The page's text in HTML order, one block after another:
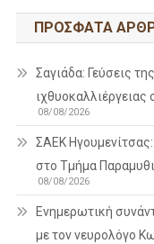
ΠΡΌΣΦΑΤΑ
Σαγιάδα: Γεύσεις
08/08/2026
ΣΑΕΚ
στο Τμήμα
08/08/2026
Ενημερωτική
με τον νευρολόγο